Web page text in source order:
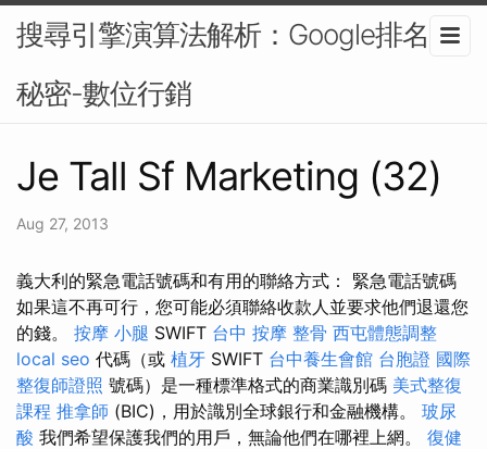
搜尋引擎演算法解析：Google排名的
秘密-數位行銷
Je Tall Sf Marketing (32)
Aug 27, 2013
義大利的緊急電話號碼和有用的聯絡方式： 緊急電話號碼
如果這不再可行，您可能必須聯絡收款人並要求他們退還您
的錢。 按摩 小腿 SWIFT 台中 按摩 整骨 西屯體態調整
local seo 代碼（或 植牙 SWIFT 台中養生會館 台胞證 國際
整復師證照 號碼）是一種標準格式的商業識別碼 美式整復
課程 推拿師 (BIC)，用於識別全球銀行和金融機構。 玻尿
酸 我們希望保護我們的用戶，無論他們在哪裡上網。 復健